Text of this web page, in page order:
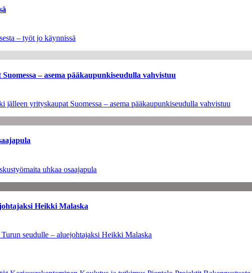
– työt jo käynnissä
– asema pääkaupunkiseudulla vahvistuu
jälleen yrityskaupat Suomessa – asema pääkaupunkiseudulla vahvistuu
uhkaa osaajapula
Heikki Malaska
seudulle – aluejohtajaksi Heikki Malaska